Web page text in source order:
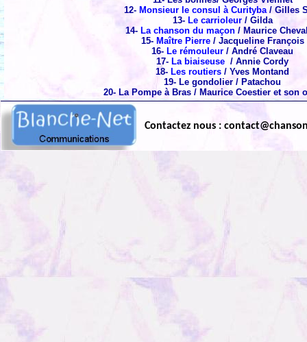
12- Monsieur le consul à Curityba/ Gilles
13- Le carrioleur / Gilda
14- La chanson du maçon / Maurice
15- Maître Pierre / Jacqueline François
16- Le rémouleur / André Claveau
17- La biaiseuse / Annie Cordy
18- Les routiers / Yves Montand
19- Le gondolier / Patachou
20- La Pompe à Bras / Maurice Coestier et son
Contactez nous :